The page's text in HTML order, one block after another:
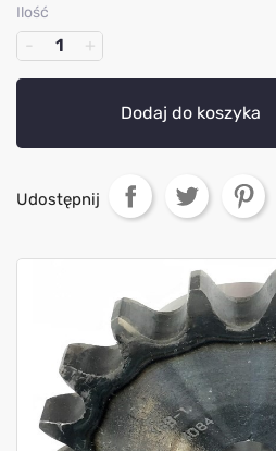
Ilość
Dodaj do koszyka
Udostępnij